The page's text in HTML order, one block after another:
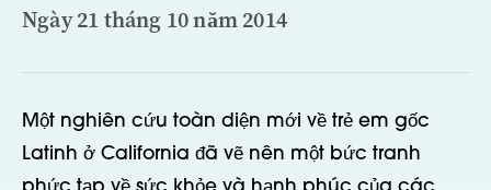
Ngày 21 tháng 10 năm 2014
Một nghiên cứu toàn diện mới về trẻ em gốc
Latinh ở California đã vẽ nên một bức tranh